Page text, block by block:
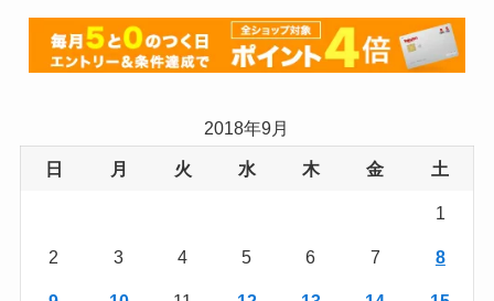
2018年9月
日 月 火 水 木 金 土
1
2 3 4 5 6 7 8